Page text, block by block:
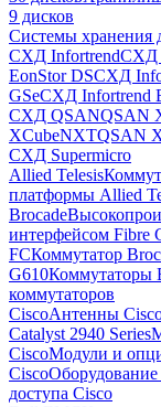
9 дисков
Системы хранения
СХД InfortrendСХД
EonStor DSСХД
GSeСХД Infortrend
СХД QSANQSAN
XCubeNXTQSAN
СХД Supermicro
Allied Telesis
платформы Allied
Brocade
интерфейсом Fibre
FCКоммутатор
G610Коммутаторы
коммутаторов
CiscoАнтенны
Catalyst 2940 Series
CiscoМодули и
CiscoОборудование
доступа Cisco